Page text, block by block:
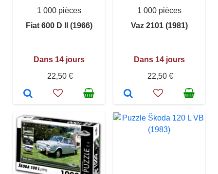
1 000 pièces
Fiat 600 D II (1966)
Dans 14 jours
22,50 €
1 000 pièces
Vaz 2101 (1981)
Dans 14 jours
22,50 €